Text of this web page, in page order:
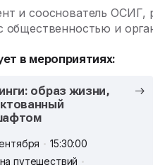
и сооснователь ОСИГ,
общественностью и
в мероприятиях:
образ жизни,
15:30:00
путешествий